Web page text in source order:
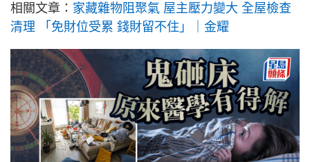
相關文章： 家藏雜物阻聚氣 屋主壓力變大 全屋檢查
清理 「免財位受累 錢財留不住」｜金耀